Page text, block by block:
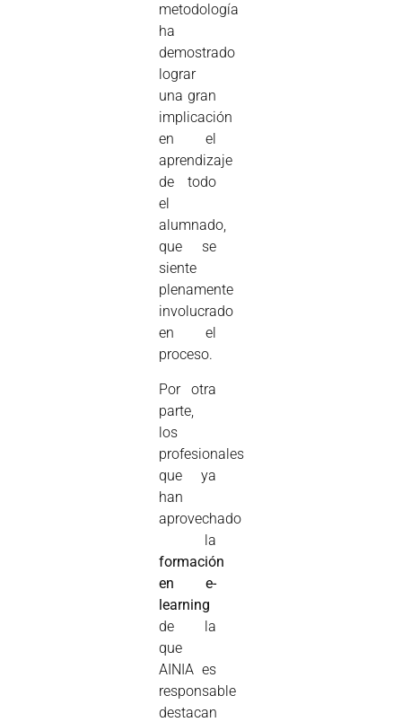
metodología
ha
demostrado
lograr
una gran
implicación
en el
aprendizaje
de todo
el
alumnado,
que se
siente
plenamente
involucrado
en el
proceso.
Por otra
parte,
los
profesionales
que ya
han
aprovechado
la
formación
en e-
learning
de la
que
AINIA es
responsable
destacan